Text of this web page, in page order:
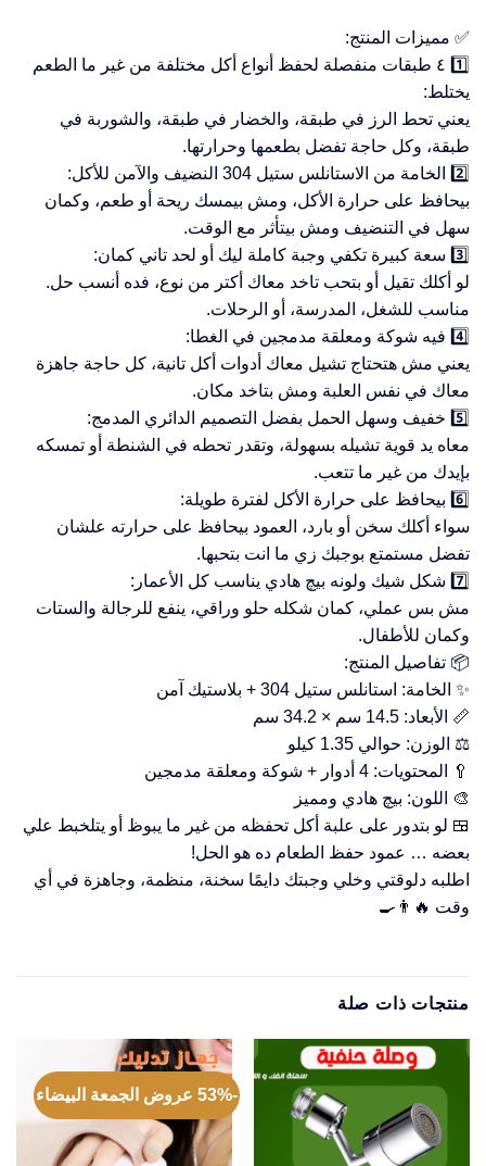
✅ مميزات المنتج:
1️⃣ ٤ طبقات منفصلة لحفظ أنواع أكل مختلفة من غير ما الطعم
يختلط:
يعني تحط الرز في طبقة، والخضار في طبقة، والشوربة في
طبقة، وكل حاجة تفضل بطعمها وحرارتها.
2️⃣ الخامة من الاستانلس ستيل 304 النضيف والآمن للأكل:
بيحافظ على حرارة الأكل، ومش بيمسك ريحة أو طعم، وكمان
سهل في التنضيف ومش بيتأثر مع الوقت.
3️⃣ سعة كبيرة تكفي وجبة كاملة ليك أو لحد تاني كمان:
لو أكلك تقيل أو بتحب تاخد معاك أكتر من نوع، فده أنسب حل.
مناسب للشغل، المدرسة، أو الرحلات.
4️⃣ فيه شوكة ومعلقة مدمجين في الغطا:
يعني مش هتحتاج تشيل معاك أدوات أكل تانية، كل حاجة جاهزة
معاك في نفس العلبة ومش بتاخد مكان.
5️⃣ خفيف وسهل الحمل بفضل التصميم الدائري المدمج:
معاه يد قوية تشيله بسهولة، وتقدر تحطه في الشنطة أو تمسكه
بإيدك من غير ما تتعب.
6️⃣ بيحافظ على حرارة الأكل لفترة طويلة:
سواء أكلك سخن أو بارد، العمود بيحافظ على حرارته علشان
تفضل مستمتع بوجبك زي ما انت بتحبها.
7️⃣ شكل شيك ولونه بيچ هادي يناسب كل الأعمار:
مش بس عملي، كمان شكله حلو وراقي، ينفع للرجالة والستات
وكمان للأطفال.
📦 تفاصيل المنتج:
✨ الخامة: استانلس ستيل 304 + بلاستيك آمن
📏 الأبعاد: 14.5 سم × 34.2 سم
⚖️ الوزن: حوالي 1.35 كيلو
🥄 المحتويات: 4 أدوار + شوكة ومعلقة مدمجين
🎨 اللون: بيچ هادي ومميز
🍱 لو بتدور على علبة أكل تحفظه من غير ما يبوظ أو يتلخبط علي
بعضه … عمود حفظ الطعام ده هو الحل!
اطلبه دلوقتي وخلي وجبتك دايمًا سخنة، منظمة، وجاهزة في أي
وقت 🔥👨‍🍳
منتجات ذات صلة
-53% عروض الجمعة البيضاء